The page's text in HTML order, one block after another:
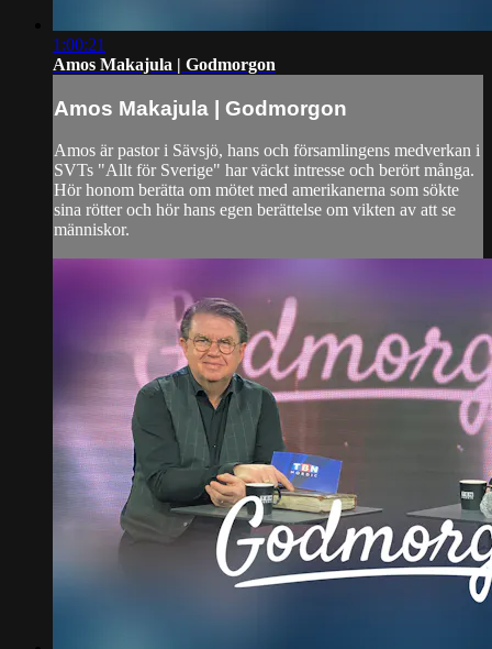
1:00:21
Amos Makajula | Godmorgon
Amos Makajula | Godmorgon
Amos är pastor i Sävsjö, hans och församlingens medverkan i
SVTs "Allt för Sverige" har väckt intresse och berört många.
Hör honom berätta om mötet med amerikanerna som sökte
sina rötter och hör hans egen berättelse om vikten av att se
människor.